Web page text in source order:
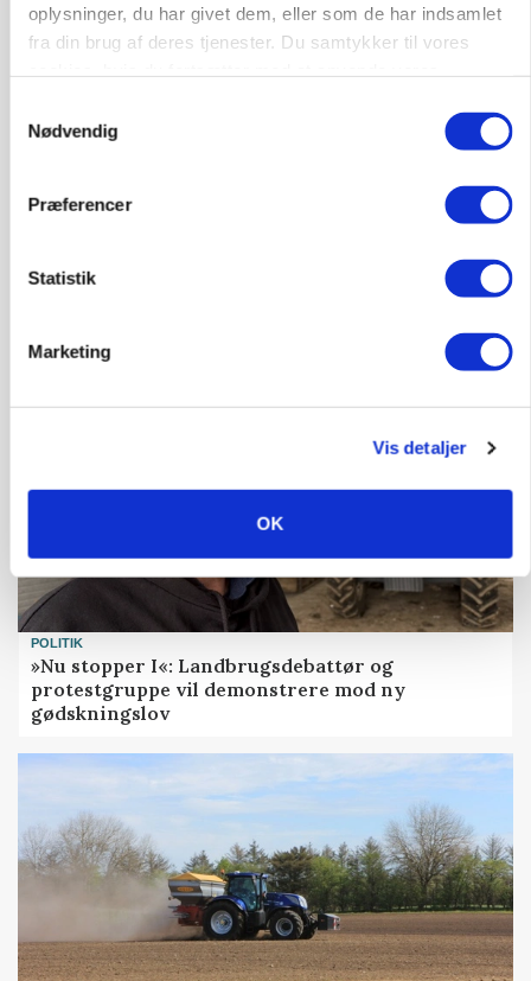
oplysninger, du har givet dem, eller som de har indsamlet
fra din brug af deres tjenester. Du samtykker til vores
Nødvendig
Præferencer
Statistik
Marketing
Vis detaljer
OK
Russisk mælkepris dykker 23 procent
Fra mark til mur: Byggeriet kan åbne nyt
POLITIK
»Nu stopper I«: Landbrugsdebattør og
protestgruppe vil demonstrere mod ny
gødskningslov